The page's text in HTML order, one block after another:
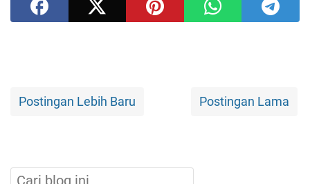
Postingan Lebih Baru Postingan Lama